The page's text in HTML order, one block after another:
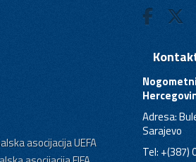
asocijacija UEFA
Adresa:
Sarajevo
Tel: +(387)